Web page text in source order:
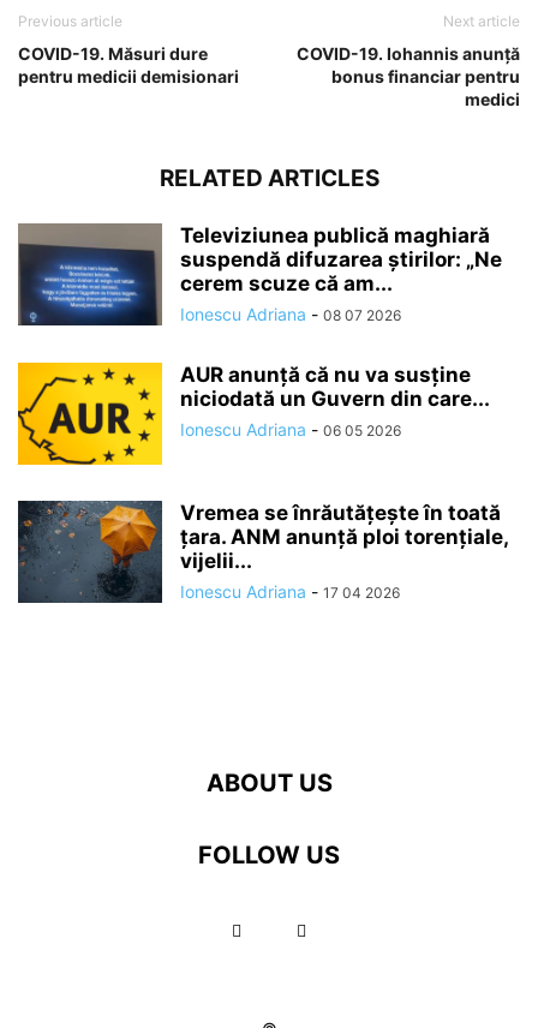
Previous article
COVID-19. Măsuri dure
pentru medicii demisionari
Next article
COVID-19. Iohannis anunţă
bonus financiar pentru
medici
RELATED ARTICLES
Televiziunea publică maghiară
suspendă difuzarea ştirilor: „Ne
cerem scuze că am...
Ionescu Adriana - 08 07 2026
AUR anunță că nu va susține
niciodată un Guvern din care...
Ionescu Adriana - 06 05 2026
Vremea se înrăutăţeşte în toată
ţara. ANM anunță ploi torențiale,
vijelii...
Ionescu Adriana - 17 04 2026
ABOUT US
FOLLOW US